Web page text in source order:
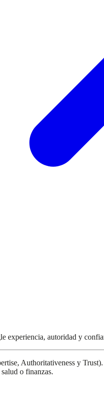
experiencia, autoridad y
Authoritativeness y
o finanzas.